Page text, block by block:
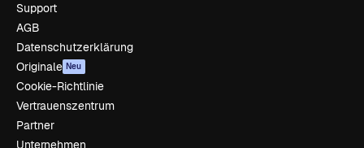
Support
AGB
Datenschutzerklärung
Originale Neu
Cookie-Richtlinie
Vertrauenszentrum
Partner
Unternehmen